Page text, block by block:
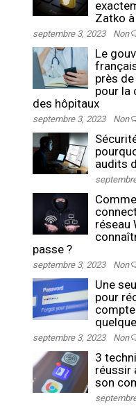
Zatko
septembre 3, 2023 Non
Le
près
pour la
des hôpitaux
septembre 3, 2023 Non
audits
réseau
passe ?
septembre 3, 2023 Non
Une
pour
septembre 3, 2023 Non
3
réussir
son